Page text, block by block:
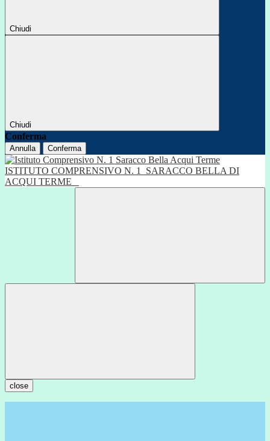
Chiudi
Chiudi
Conferma
Annulla Conferma
ISTITUTO COMPRENSIVO N. 1
SARACCO BELLA DI
ACQUI TERME
close